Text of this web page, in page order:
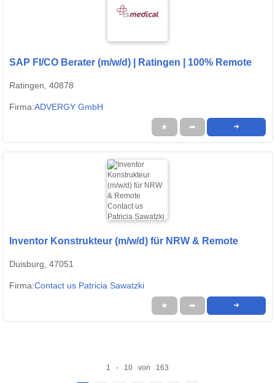
SAP FI/CO Berater (m/w/d) | Ratingen | 100% Remote
Ratingen, 40878
Firma:ADVERGY GmbH
★ ➦ ➜
Inventor Konstrukteur (m/w/d) für NRW & Remote
Duisburg, 47051
Firma:Contact us Patricia Sawatzki
★ ➦ ➜
1 - 10 von 163